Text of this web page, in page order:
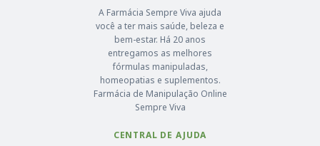
A Farmácia Sempre Viva ajuda
você a ter mais saúde, beleza e
bem-estar. Há 20 anos
entregamos as melhores
fórmulas manipuladas,
homeopatias e suplementos.
Farmácia de Manipulação Online
Sempre Viva
CENTRAL DE AJUDA